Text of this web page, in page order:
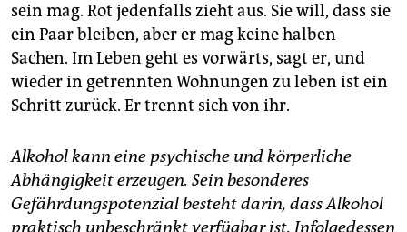
sein mag. Rot jedenfalls zieht aus. Sie will, dass sie
ein Paar bleiben, aber er mag keine halben
Sachen. Im Leben geht es vorwärts, sagt er, und
wieder in getrennten Wohnungen zu leben ist ein
Schritt zurück. Er trennt sich von ihr.
Alkohol kann eine psychische und körperliche
Abhängigkeit erzeugen. Sein besonderes
Gefährdungspotenzial besteht darin, dass Alkohol
praktisch unbeschränkt verfügbar ist. Infolgedessen